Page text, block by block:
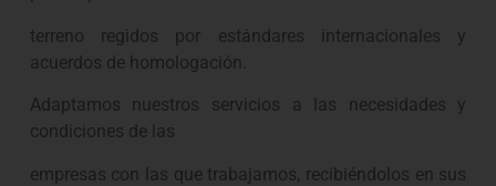
terreno regidos por estándares internacionales y
acuerdos de homologación.
Adaptamos nuestros servicios a las necesidades y
condiciones de las
empresas con las que trabajamos, recibiéndolos en sus